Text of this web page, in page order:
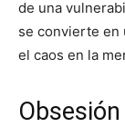
de una
se convierte en
el caos en la